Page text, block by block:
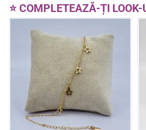
e
b
o
t
s
p
⭐ COMPLETEAZĂ-ȚI LOOK-